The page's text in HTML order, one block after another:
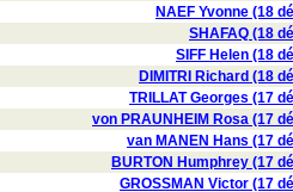
NAEF Yvonne (18
SHAFAQ (18
SIFF Helen (18
DIMITRI Richard (18
TRILLAT Georges (17
von PRAUNHEIM Rosa (17
van MANEN Hans (17
BURTON Humphrey (17
GROSSMAN Victor (17